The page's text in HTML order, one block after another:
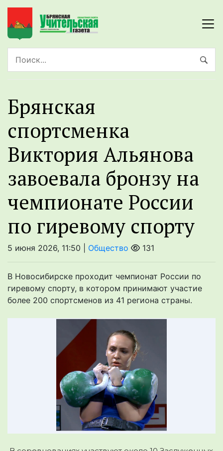
Брянская
спортсменка
Виктория Альянова
завоевала бронзу на
чемпионате России
по гиревому спорту
5 июня 2026, 11:50 | Общество 131
В Новосибирске проходит чемпионат России по
гиревому спорту, в котором принимают участие
более 200 спортсменов из 41 региона страны.